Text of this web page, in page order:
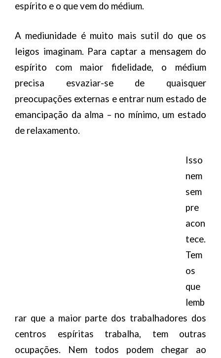
espírito e o que vem do médium.
A mediunidade é muito mais sutil do que os
leigos imaginam. Para captar a mensagem do
espírito com maior fidelidade, o médium
precisa esvaziar-se de quaisquer
preocupações externas e entrar num estado de
emancipação da alma – no mínimo, um estado
de relaxamento.
Isso
nem
sem
pre
acon
tece.
Tem
os
que
lemb
rar que a maior parte dos trabalhadores dos
centros espíritas trabalha, tem outras
ocupações. Nem todos podem chegar ao